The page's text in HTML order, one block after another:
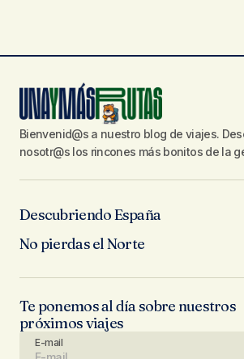
Bienvenid@s a nuestro blog de viajes.
nosotr@s los rincones más bonitos de la
Descubriendo España
No pierdas el Norte
Te ponemos al día sobre nuestros
próximos viajes
E-mail